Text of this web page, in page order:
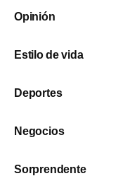
Opinión
Estilo de vida
Deportes
Negocios
Sorprendente